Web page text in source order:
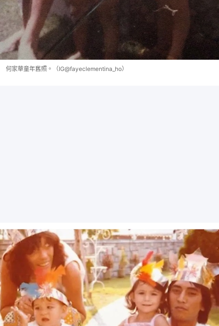
何家華童年舊照。（IG@fayeclementina_ho）